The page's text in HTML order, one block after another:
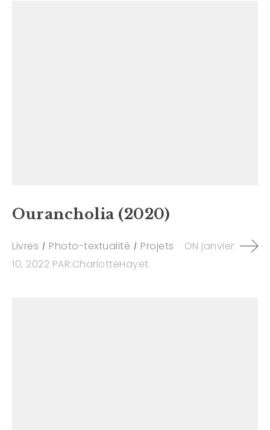
Ourancholia (2020)
Livres Photo-textualité Projets ON janvier
10, 2022 PAR:CharlotteHayet